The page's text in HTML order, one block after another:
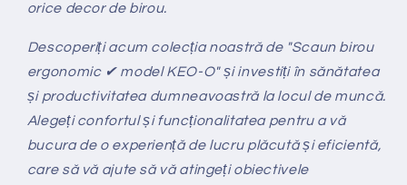
orice decor de birou.
Descoperiți acum colecția noastră de "Scaun birou
ergonomic ✔ model KEO-O" și investiți în sănătatea
și productivitatea dumneavoastră la locul de muncă.
Alegeți confortul și funcționalitatea pentru a vă
bucura de o experiență de lucru plăcută și eficientă,
care să vă ajute să vă atingeți obiectivele